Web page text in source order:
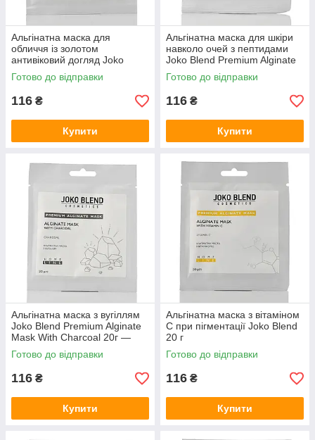
Альгінатна маска для
обличчя із золотом
антивіковий догляд Joko
Blend Alginate face mask Gold
20 г
Готово до відправки
116 ₴
Купити
Альгінатна маска для шкіри
навколо очей з пептидами
Joko Blend Premium Alginate
Mask Around The Eyes 20г
Готово до відправки
116 ₴
Купити
Альгінатна маска з вугіллям
Joko Blend Premium Alginate
Mask With Charcoal 20г —
глибоке очищення,
матування
Готово до відправки
116 ₴
Купити
Альгінатна маска з вітаміном
С при пігментації Joko Blend
20 г
Готово до відправки
116 ₴
Купити